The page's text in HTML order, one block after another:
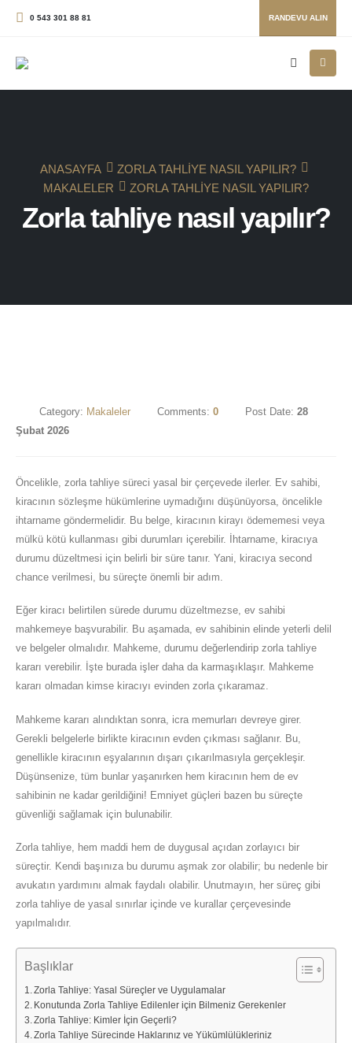
0 543 301 88 81 RANDEVU ALIN
ANASAYFA
ZORLA TAHLIYE NASIL YAPILIR?
MAKALELER
ZORLA TAHLIYE NASIL YAPILIR?
Zorla tahliye nasıl yapılır?
Category: Makaleler Comments: 0 Post Date: 28
Şubat 2026
Öncelikle, zorla tahliye süreci yasal bir çerçevede ilerler. Ev sahibi,
kiracının sözleşme hükümlerine uymadığını düşünüyorsa, öncelikle
ihtarname göndermelidir. Bu belge, kiracının kirayı ödememesi veya
mülkü kötü kullanması gibi durumları içerebilir. İhtarname, kiracıya
durumu düzeltmesi için belirli bir süre tanır. Yani, kiracıya second
chance verilmesi, bu süreçte önemli bir adım.
Eğer kiracı belirtilen sürede durumu düzeltmezse, ev sahibi
mahkemeye başvurabilir. Bu aşamada, ev sahibinin elinde yeterli delil
ve belgeler olmalıdır. Mahkeme, durumu değerlendirip zorla tahliye
kararı verebilir. İşte burada işler daha da karmaşıklaşır. Mahkeme
kararı olmadan kimse kiracıyı evinden zorla çıkaramaz.
Mahkeme kararı alındıktan sonra, icra memurları devreye girer.
Gerekli belgelerle birlikte kiracının evden çıkması sağlanır. Bu,
genellikle kiracının eşyalarının dışarı çıkarılmasıyla gerçekleşir.
Düşünsenize, tüm bunlar yaşanırken hem kiracının hem de ev
sahibinin ne kadar gerildiğini! Emniyet güçleri bazen bu süreçte
güvenliği sağlamak için bulunabilir.
Zorla tahliye, hem maddi hem de duygusal açıdan zorlayıcı bir
süreçtir. Kendi başınıza bu durumu aşmak zor olabilir; bu nedenle bir
avukatın yardımını almak faydalı olabilir. Unutmayın, her süreç gibi
zorla tahliye de yasal sınırlar içinde ve kurallar çerçevesinde
yapılmalıdır.
Başlıklar
Zorla Tahliye: Yasal Süreçler ve Uygulamalar
Konutunda Zorla Tahliye Edilenler için Bilmeniz Gerekenler
Zorla Tahliye: Kimler İçin Geçerli?
Zorla Tahliye Sürecinde Haklarınız ve Yükümlülükleriniz